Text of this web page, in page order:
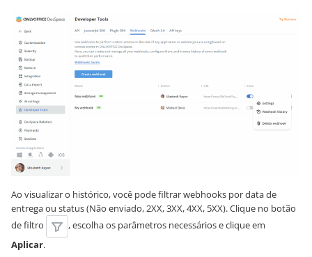
Ao visualizar o histórico, você pode filtrar webhooks por data de
entrega ou status (Não enviado, 2XX, 3XX, 4XX, 5XX). Clique no botão
de filtro
, escolha os parâmetros necessários e clique em
Aplicar.